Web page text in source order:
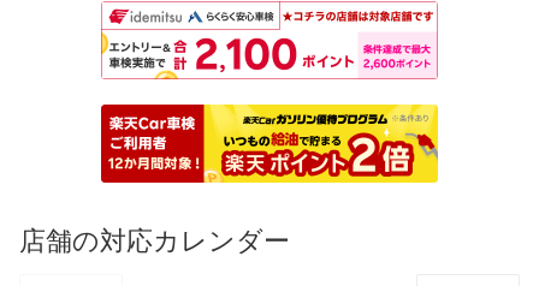
店舗の対応カレンダー